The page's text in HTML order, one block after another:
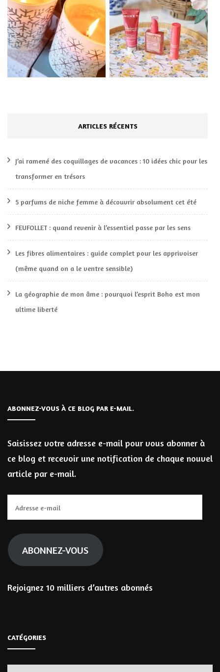
ARTICLES RÉCENTS
J’ai ramené des coquillages de vacances : 10 idées chic pour les
transformer en trésors
5 parfums de niche femme à découvrir absolument cet été
FEUFOLLET : quand revenir à l’essentiel passe par les sens
Les fibres alimentaires : guide complet pour les apprivoiser
(même quand on a le ventre sensible)
La géographie de mon âme : pourquoi l’esprit Boho est mon
ultime liberté
ABONNEZ-VOUS À CE BLOG PAR E-MAIL.
Saisissez votre adresse e-mail pour vous abonner à
ce blog et recevoir une notification de chaque nouvel
article par e-mail.
e-
mail
ABONNEZ-VOUS
Rejoignez 10 milliers d’autres abonnés
CATÉGORIES